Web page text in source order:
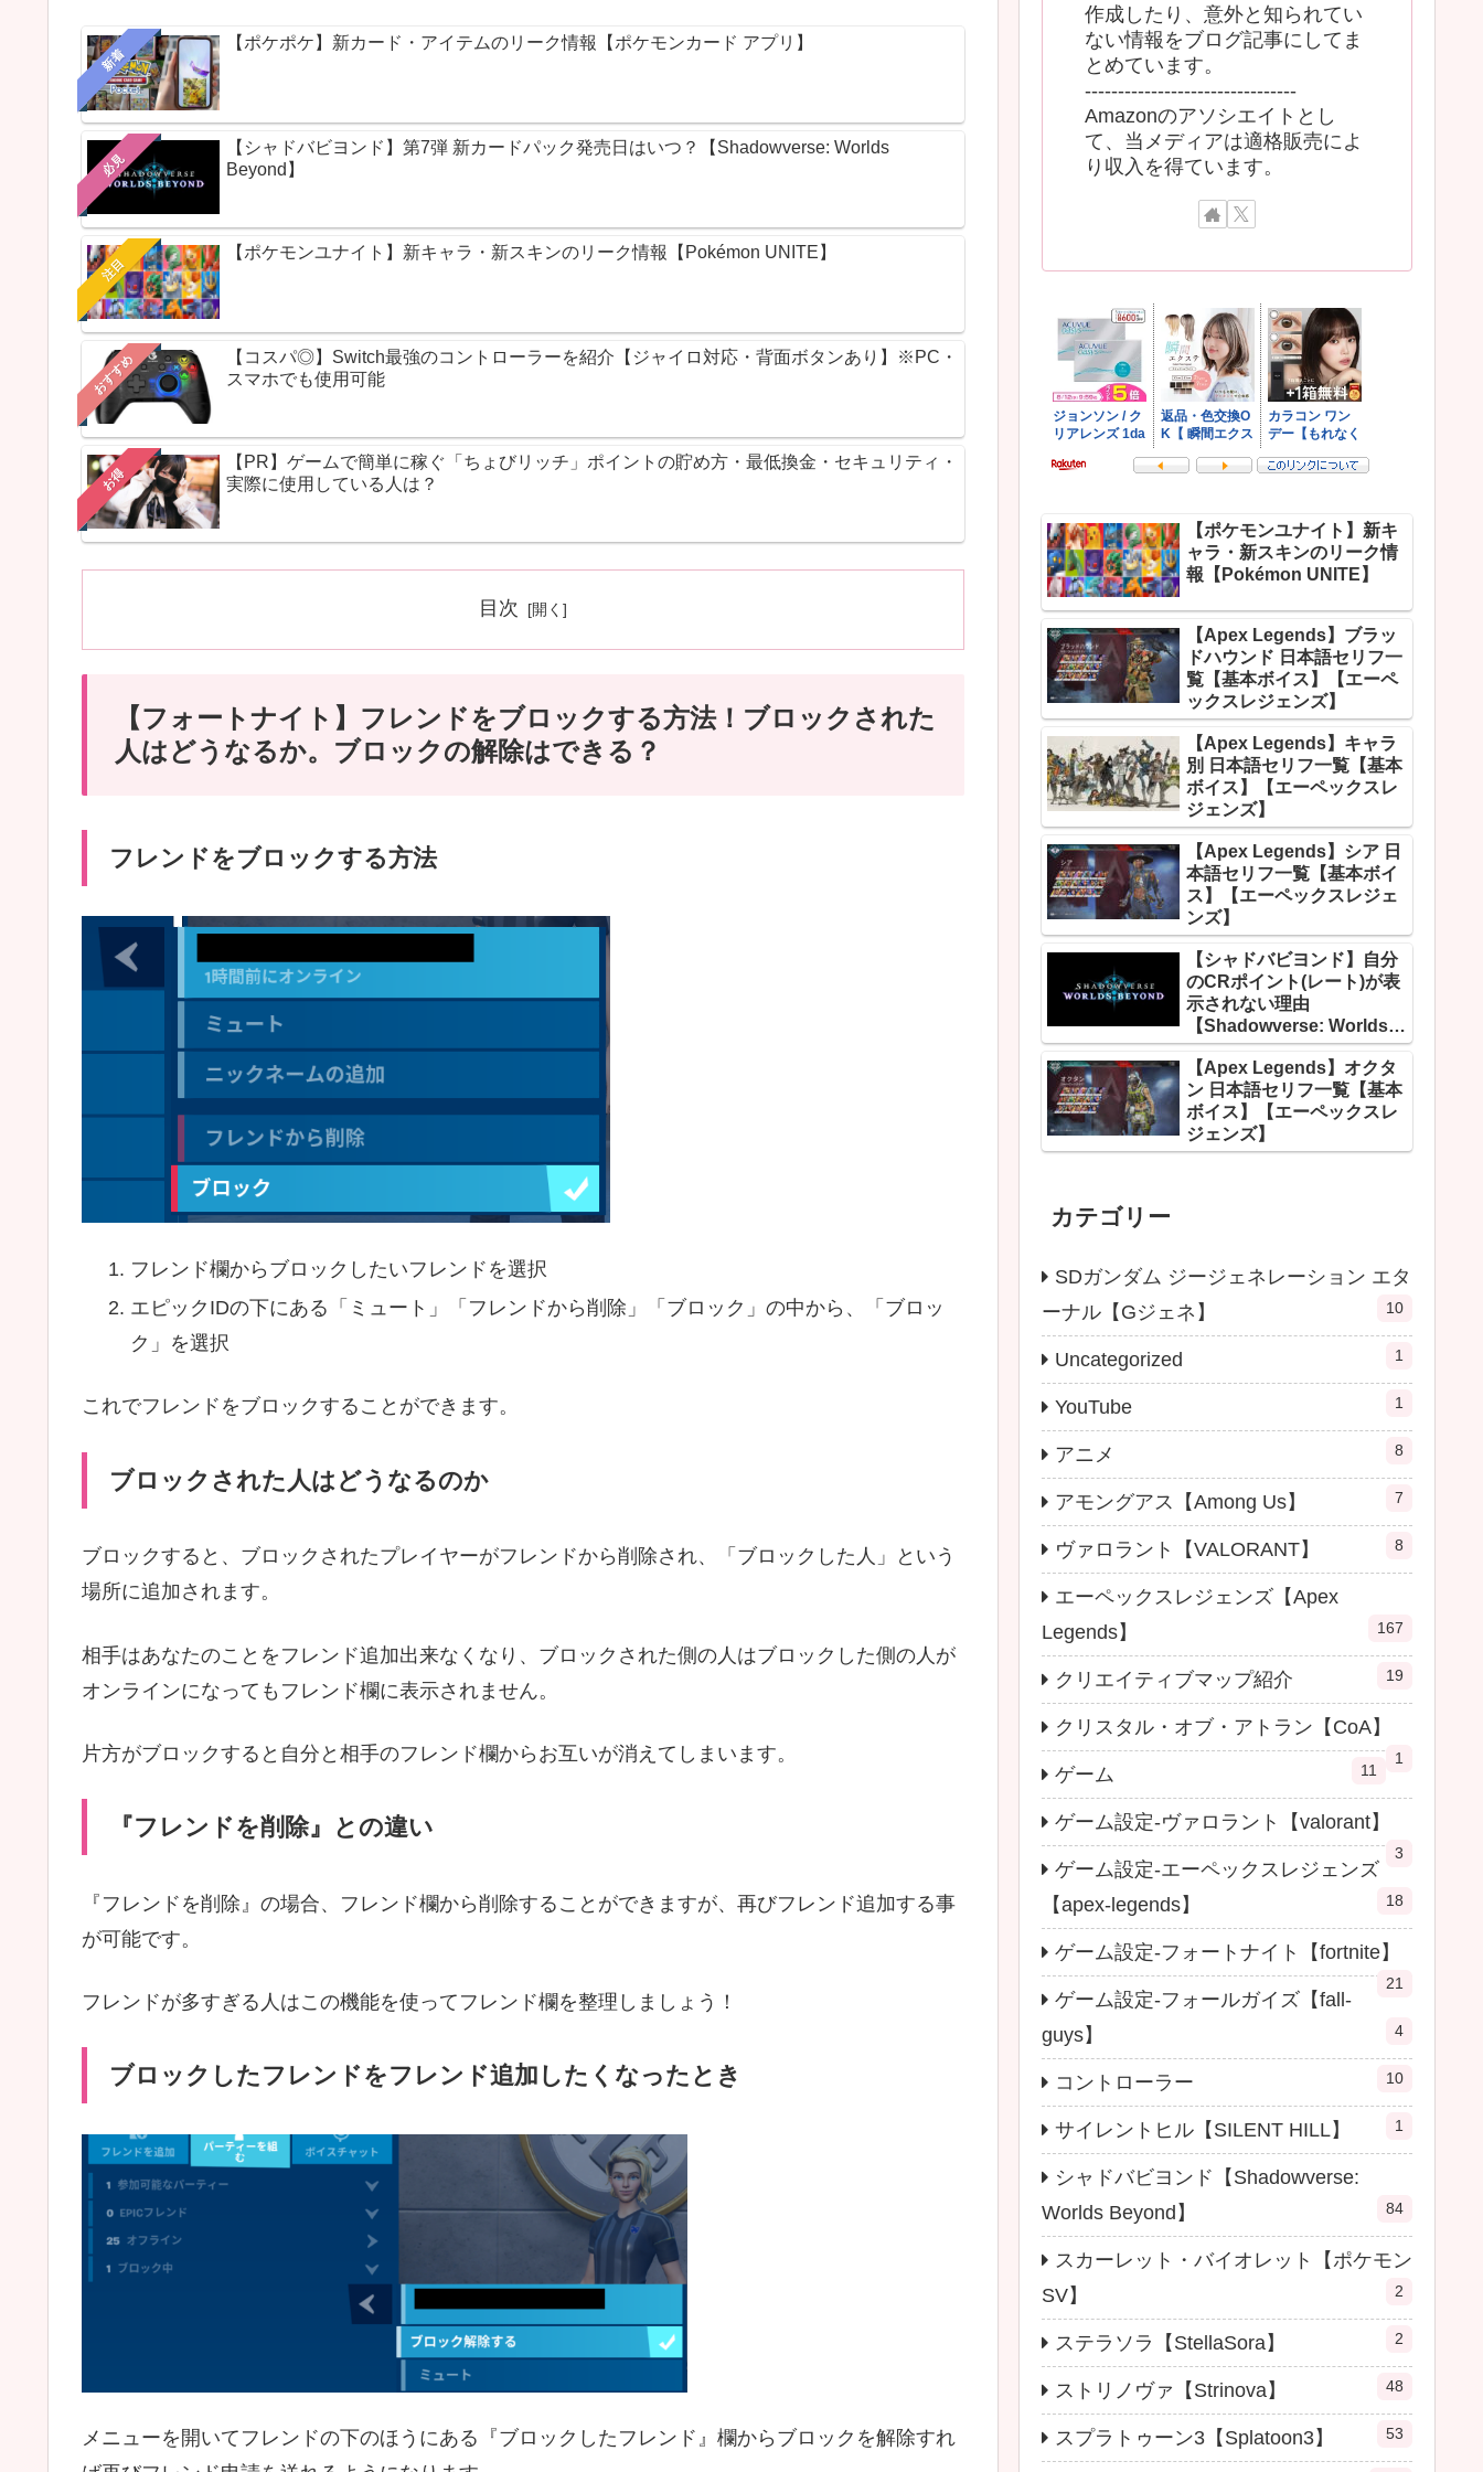
新着
【ポケポケ】新カード・アイテムのリーク情報【ポケモンカード アプリ】
必見
【シャドバビヨンド】第7弾 新カードパック発売日はいつ？【Shadowverse: Worlds
Beyond】
注目
【ポケモンユナイト】新キャラ・新スキンのリーク情報【Pokémon UNITE】
おすすめ
【コスパ◎】Switch最強のコントローラーを紹介【ジャイロ対応・背面ボタンあり】※PC・
スマホでも使用可能
お得
【PR】ゲームで簡単に稼ぐ「ちょびリッチ」ポイントの貯め方・最低換金・セキュリティ・
実際に使用している人は？
目次
【フォートナイト】フレンドをブロックする方法！ブロックされた
人はどうなるか。ブロックの解除はできる？
フレンドをブロックする方法
フレンド欄からブロックしたいフレンドを選択
エピックIDの下にある「ミュート」「フレンドから削除」「ブロック」の中から、「ブロッ
ク」を選択
これでフレンドをブロックすることができます。
ブロックされた人はどうなるのか
ブロックすると、ブロックされたプレイヤーがフレンドから削除され、「ブロックした人」という
場所に追加されます。
相手はあなたのことをフレンド追加出来なくなり、ブロックされた側の人はブロックした側の人が
オンラインになってもフレンド欄に表示されません。
片方がブロックすると自分と相手のフレンド欄からお互いが消えてしまいます。
『フレンドを削除』との違い
『フレンドを削除』の場合、フレンド欄から削除することができますが、再びフレンド追加する事
が可能です。
フレンドが多すぎる人はこの機能を使ってフレンド欄を整理しましょう！
ブロックしたフレンドをフレンド追加したくなったとき
メニューを開いてフレンドの下のほうにある『ブロックしたフレンド』欄からブロックを解除すれ
作成したり、意外と知られてい
ない情報をブログ記事にしてま
とめています。
--------------------------------
Amazonのアソシエイトとし
て、当メディアは適格販売によ
り収入を得ています。
【ポケモンユナイト】新キ
ャラ・新スキンのリーク情
報【Pokémon UNITE】
【Apex Legends】ブラッ
ドハウンド 日本語セリフ一
覧【基本ボイス】【エーペ
ックスレジェンズ】
【Apex Legends】キャラ
別 日本語セリフ一覧【基本
ボイス】【エーペックスレ
ジェンズ】
【Apex Legends】シア 日
本語セリフ一覧【基本ボイ
ス】【エーペックスレジェ
ンズ】
【シャドバビヨンド】自分
のCRポイント(レート)が表
示されない理由
【Shadowverse: Worlds
Beyond】
【Apex Legends】オクタ
ン 日本語セリフ一覧【基本
ボイス】【エーペックスレ
ジェンズ】
カテゴリー
SDガンダム ジージェネレーション エタ
ーナル【Gジェネ】
10
Uncategorized 1
YouTube 1
アニメ 8
アモングアス【Among Us】 7
ヴァロラント【VALORANT】 8
エーペックスレジェンズ【Apex
Legends】
167
クリエイティブマップ紹介 19
クリスタル・オブ・アトラン【CoA】
1
ゲーム 11
ゲーム設定-ヴァロラント【valorant】
3
ゲーム設定-エーペックスレジェンズ
【apex-legends】
18
ゲーム設定-フォートナイト【fortnite】
21
ゲーム設定-フォールガイズ【fall-
guys】
4
コントローラー 10
サイレントヒル【SILENT HILL】 1
シャドバビヨンド【Shadowverse:
Worlds Beyond】
84
スカーレット・バイオレット【ポケモン
SV】
2
ステラソラ【StellaSora】 2
ストリノヴァ【Strinova】 48
スプラトゥーン3【Splatoon3】 53